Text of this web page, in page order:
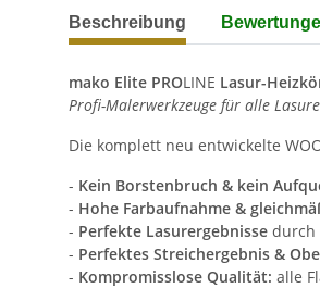
weitere Registerkarten anzeigen
Beschreibung
mako Elite PROLINE Lasur-
Profi-Malerwerkzeuge für alle
Die komplett neu entwickelte
- Kein Borstenbruch & kein
- Hohe Farbaufnahme &
- Perfekte Lasurergebnisse durch
- Perfektes Streichergebnis &
- Kompromisslose Qualität: alle